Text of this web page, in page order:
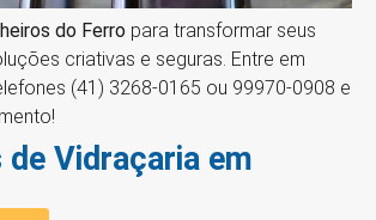
do Ferro para transformar seus
criativas e seguras. Entre em
(41) 3268-0165 ou 99970-0908 e
Vidraçaria em